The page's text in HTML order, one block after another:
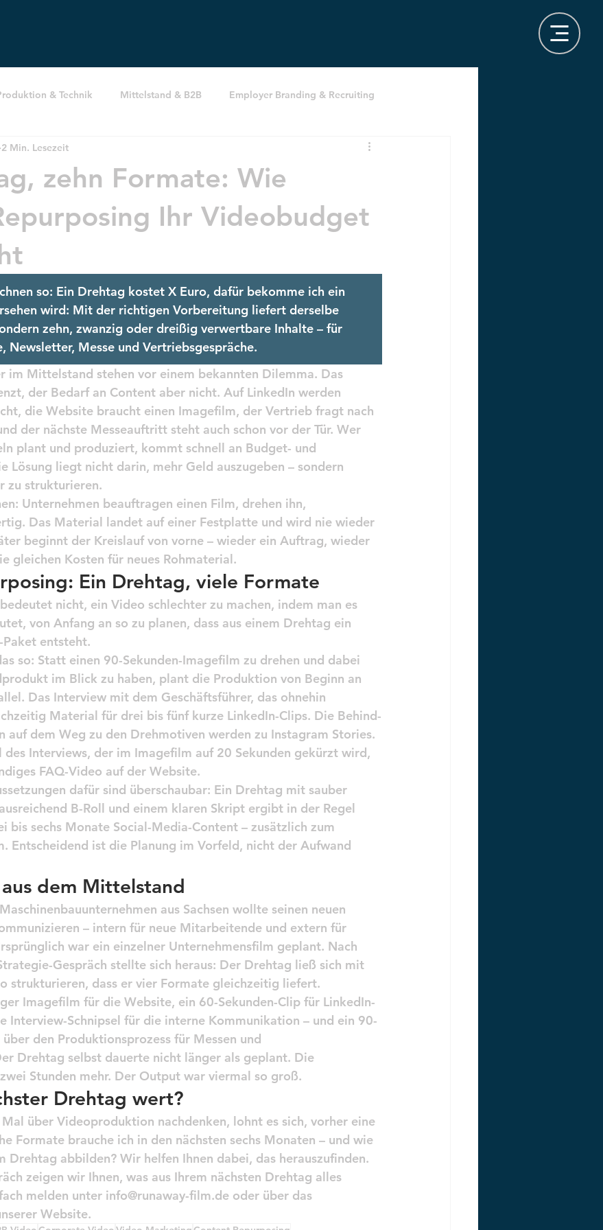
& Technik Mittelstand & B2B Employer Branding & Recruiting
zehn Formate: Wie
Ihr Videobudget
2 Min. Lesezeit
so: Ein Drehtag kostet X Euro, dafür bekomme ich ein
wird: Mit der richtigen Vorbereitung liefert derselbe
zehn, zwanzig oder dreißig verwertbare Inhalte – für
Newsletter, Messe und Vertriebsgespräche.
im Mittelstand stehen vor einem bekannten Dilemma. Das
der Bedarf an Content aber nicht. Auf LinkedIn werden
die Website braucht einen Imagefilm, der Vertrieb fragt nach
der nächste Messeauftritt steht auch schon vor der Tür. Wer
plant und produziert, kommt schnell an Budget- und
Lösung liegt nicht darin, mehr Geld auszugeben – sondern
zu strukturieren.
Unternehmen beauftragen einen Film, drehen ihn,
Das Material landet auf einer Festplatte und wird nie wieder
beginnt der Kreislauf von vorne – wieder ein Auftrag, wieder
gleichen Kosten für neues Rohmaterial.
Ein Drehtag, viele Formate
nicht, ein Video schlechter zu machen, indem man es
von Anfang an so zu planen, dass aus einem Drehtag ein
entsteht.
so: Statt einen 90-Sekunden-Imagefilm zu drehen und dabei
im Blick zu haben, plant die Produktion von Beginn an
Das Interview mit dem Geschäftsführer, das ohnehin
Material für drei bis fünf kurze LinkedIn-Clips. Die Behind-
auf dem Weg zu den Drehmotiven werden zu Instagram Stories.
des Interviews, der im Imagefilm auf 20 Sekunden gekürzt wird,
FAQ-Video auf der Website.
dafür sind überschaubar: Ein Drehtag mit sauber
B-Roll und einem klaren Skript ergibt in der Regel
bis sechs Monate Social-Media-Content – zusätzlich zum
Entscheidend ist die Planung im Vorfeld, nicht der Aufwand
dem Mittelstand
aus Sachsen wollte seinen neuen
– intern für neue Mitarbeitende und extern für
war ein einzelner Unternehmensfilm geplant. Nach
Gespräch stellte sich heraus: Der Drehtag ließ sich mit
strukturieren, dass er vier Formate gleichzeitig liefert.
Imagefilm für die Website, ein 60-Sekunden-Clip für LinkedIn-
Interview-Schnipsel für die interne Kommunikation – und ein 90-
den Produktionsprozess für Messen und
Drehtag selbst dauerte nicht länger als geplant. Die
Stunden mehr. Der Output war viermal so groß.
Drehtag wert?
Mal über Videoproduktion nachdenken, lohnt es sich, vorher eine
Formate brauche ich in den nächsten sechs Monaten – und wie
Drehtag abbilden? Wir helfen Ihnen dabei, das herauszufinden.
zeigen wir Ihnen, was aus Ihrem nächsten Drehtag alles
melden unter info@runaway-film.de oder über das
Website.